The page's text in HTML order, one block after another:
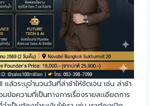
ล้วระบุจำนวนวันที่ล่าช้าให้ชัดเจน เช่น ล่าช้า
ข้อความที่เป็นทางการเรื่องรายละเอียดการ